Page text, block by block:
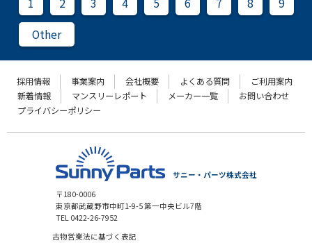
1
2 3 4 5 6 7 8
9
Other
採用情報 事業案内 会社概要 よくある質問
ご利用案内
新着情報
マンスリーレポート メーカー一覧
お問い合わせ
プライバシーポリシー
サニー・パーツ株式会社
〒180-0006
東京都武蔵野市中町1-9-5 第一中央ビル7階
TEL 0422-26-7952
古物営業法に基づく表記